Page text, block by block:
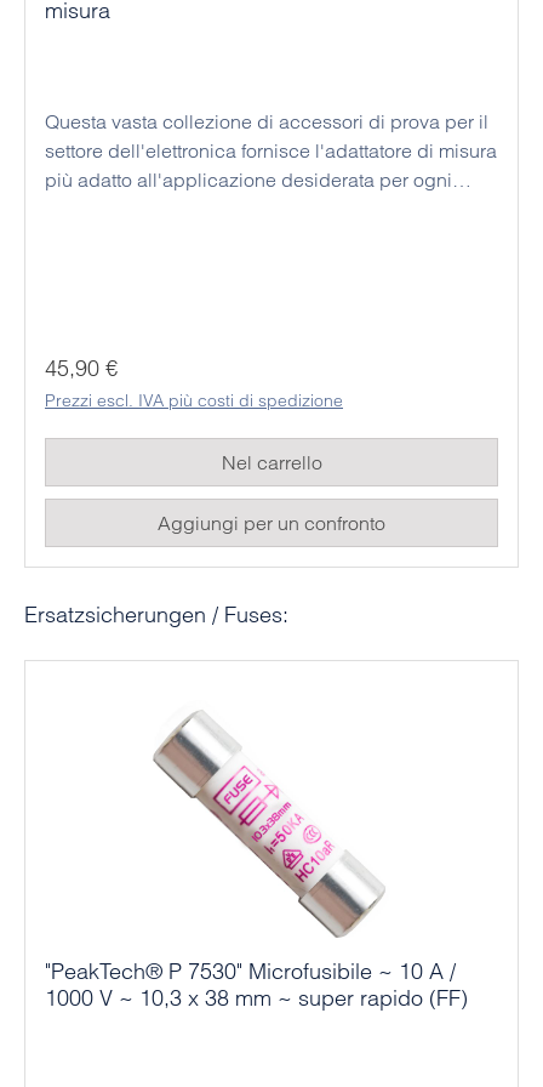
misura
Questa vasta collezione di accessori di prova per il
settore dell'elettronica fornisce l'adattatore di misura
più adatto all'applicazione desiderata per ogni
Prezzo normale:
45,90 €
Prezzi escl. IVA più costi di spedizione
Nel carrello
Aggiungi per un confronto
Salta la galleria dei prodotti
Ersatzsicherungen / Fuses:
"PeakTech® P 7530" Microfusibile ~ 10 A /
1000 V ~ 10,3 x 38 mm ~ super rapido (FF)